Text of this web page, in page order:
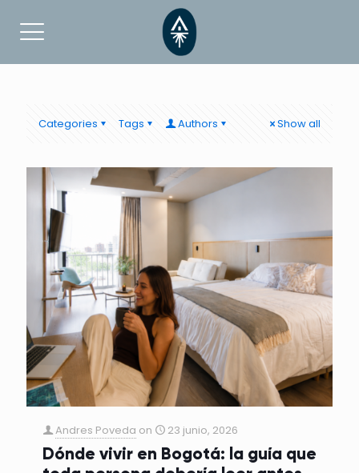
Categories Tags Authors Show all
Andres Poveda on 23 junio, 2026
Dónde vivir en Bogotá: la guía que